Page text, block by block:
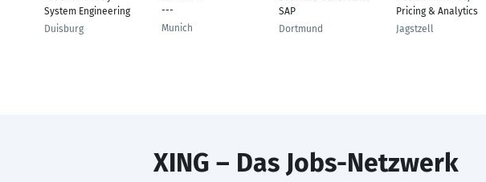
System Engineering
Duisburg
---
Munich
SAP
Dortmund
Pricing & Analytics
Jagstzell
XING – Das Jobs-Netzwerk